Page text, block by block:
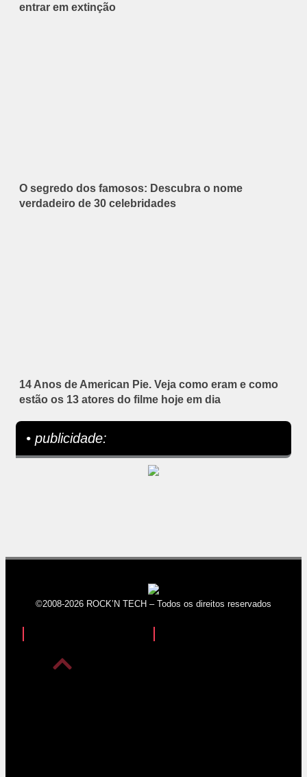
entrar em extinção
O segredo dos famosos: Descubra o nome
verdadeiro de 30 celebridades
14 Anos de American Pie. Veja como eram e como
estão os 13 atores do filme hoje em dia
• publicidade:
©2008-2026 ROCK’N TECH – Todos os direitos reservados